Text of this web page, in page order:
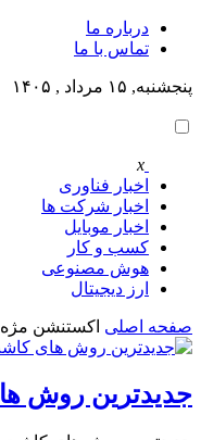
درباره ما
تماس با ما
پنجشنبه, ۱۵ مرداد , ۱۴۰۵
x
اخبار فناوری
اخبار شرکت ها
اخبار موبایل
کسب و کار
هوش مصنوعی
ارز دیجیتال
صفحه اصلی اکستنشن مژه
جدیدترین روش